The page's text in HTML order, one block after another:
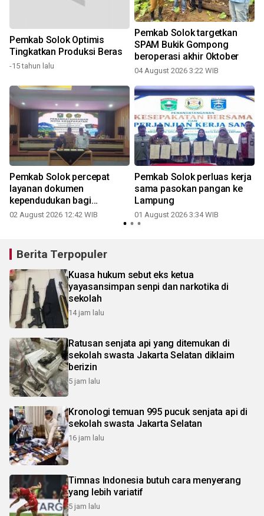
Pemkab Solok Optimis
Tingkatkan Produksi Beras
-15 tahun lalu
Pemkab Solok targetkan
SPAM Bukik Gompong
beroperasi akhir Oktober
04 August 2026 3:22 WIB
Pemkab Solok percepat
layanan dokumen
kependudukan bagi
pengantin
02 August 2026 12:42 WIB
Pemkab Solok perluas kerja
sama pasokan pangan ke
Lampung
01 August 2026 3:34 WIB
Berita Terpopuler
Kuasa hukum sebut eks ketua
yayasansimpan senpi dan narkotika di
sekolah
14 jam lalu
Ratusan senjata api yang ditemukan di
sekolah swasta Jakarta Selatan diklaim
berizin
5 jam lalu
Kronologi temuan 995 pucuk senjata api di
sekolah swasta Jakarta Selatan
16 jam lalu
Timnas Indonesia butuh cara menyerang
yang lebih variatif
5 jam lalu